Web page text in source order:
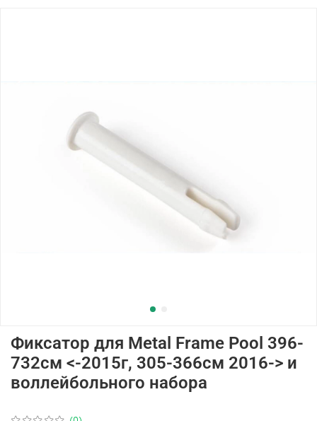
Фиксатор для Metal Frame Pool 396-
732см <-2015г, 305-366см 2016-> и
воллейбольного набора